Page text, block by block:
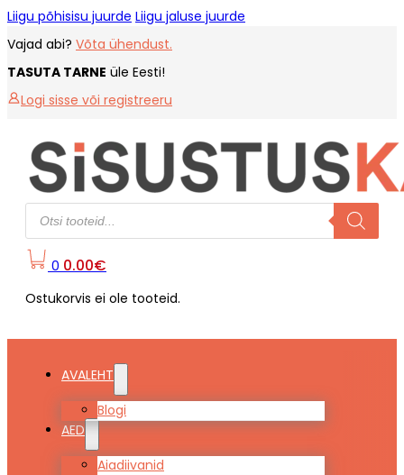
Liigu põhisisu juurde Liigu jaluse juurde
Vajad abi? Võta ühendust.
TASUTA TARNE üle Eesti!
Logi sisse või registreeru
Products
search
0 0.00€
Ostukorvis ei ole tooteid.
AVALEHT
Blogi
AED
Aiadiivanid